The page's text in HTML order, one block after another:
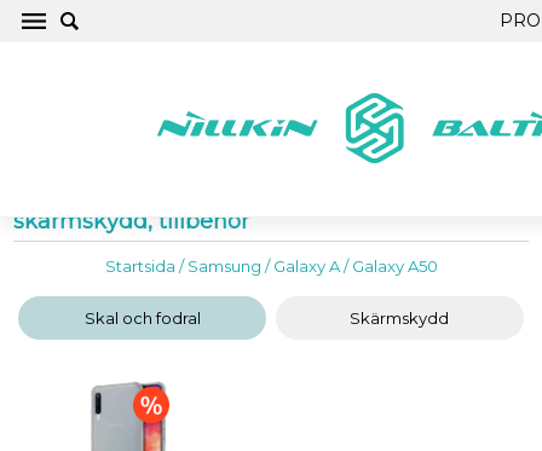
skärmskydd, tillbehör
Startsida /Samsung /Galaxy A/Galaxy A50
Skal och fodral Skärmskydd